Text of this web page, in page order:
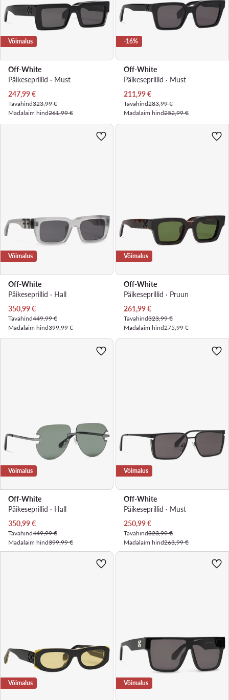
Võimalus
Off-White
Päikeseprillid · Must
Praegune hind
247,99€
Tavahind323,99 €
Madalaim hind261,99 €
-16%
Off-White
Päikeseprillid · Must
Praegune hind
211,99€
Tavahind283,99 €
Madalaim hind252,99 €
Võimalus
Off-White
Päikeseprillid · Hall
Praegune hind
350,99€
Tavahind449,99 €
Madalaim hind399,99 €
Võimalus
Off-White
Päikeseprillid · Pruun
Praegune hind
261,99€
Tavahind323,99 €
Madalaim hind275,99 €
Võimalus
Off-White
Päikeseprillid · Hall
Praegune hind
350,99€
Tavahind449,99 €
Madalaim hind399,99 €
Võimalus
Off-White
Päikeseprillid · Must
Praegune hind
250,99€
Tavahind323,99 €
Madalaim hind263,99 €
Võimalus Võimalus